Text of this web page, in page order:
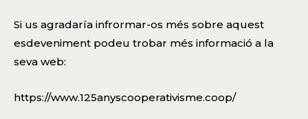
Si us agradaría infrormar-os més sobre aquest
esdeveniment podeu trobar més informació a la
seva web:
https://www.125anyscooperativisme.coop/